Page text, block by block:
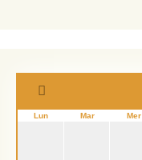
Lun Mar Mer